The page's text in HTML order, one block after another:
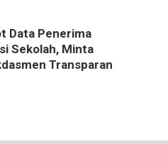
Data Penerima
Sekolah, Minta
Transparan